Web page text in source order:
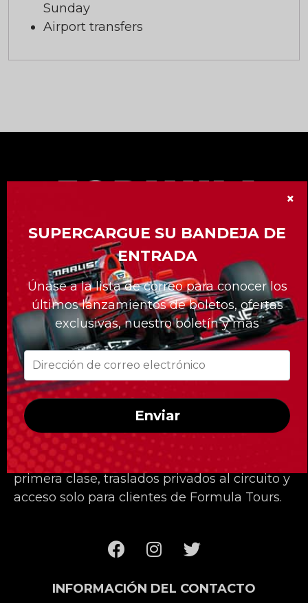
Sunday
Airport transfers
Nuestra división «Formula Tours» le ofrece
más de 15 eventos de Gran Premio de
Fórmula 1 en todo el mundo.
La división Formula Tours ya tiene 20 años y
nos hemos distinguido con nuestros
paquetes hechos a la medida de nuestros
clientes.
Sea cual sea la carrera a la que quiera asistir,
Formula Tours lo tiene cubierto con las
mejores entradas disponibles, hoteles de
primera clase, traslados privados al circuito y
acceso solo para clientes de Formula Tours.
INFORMACIÓN DEL CONTACTO
×
SUPERCARGUE SU BANDEJA DE
ENTRADA
Únase a la lista de correo para conocer los
últimos lanzamientos de boletos, ofertas
exclusivas, nuestro boletín y más
Enviar